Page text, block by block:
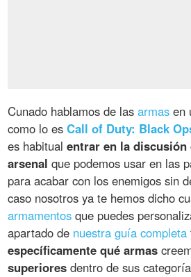
Cunado hablamos de lasarmas en
como lo esCall of Duty: Black
es habitualentrar en la
arsenal que podemos usar en las
para acabar con los enemigos sin
caso nosotros ya te hemos dicho
armamentos que puedes
apartado de nuestra guía completa
específicamente qué armas
superiores dentro de sus